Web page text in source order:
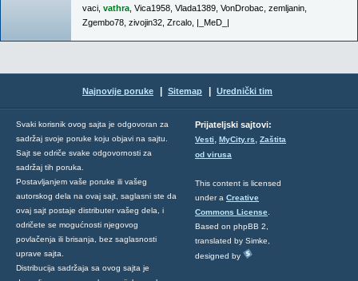
vaci vathra Vica1958 Vlada1389 VonDrobac zemljanin
Zgembo78 zivojin32 Zrcalo |_MeD_|
Najnovije poruke Sitemap Urednički tim
Svaki korisnik ovog sajta je odgovoran za
sadržaj svoje poruke koju objavi na sajtu.
Sajt se odriče svake odgovornosti za
sadržaj tih poruka.
Postavljanjem vaše poruke ili vašeg
autorskog dela na ovaj sajt, saglasni ste da
ovaj sajt postaje distributer vašeg dela, i
odričete se mogućnosti njegovog
povlačenja ili brisanja, bez saglasnosti
uprave sajta.
Distribucija sadržaja sa ovog sajta je
Prijateljski sajtovi:
Vesti, MyCity.rs, Zaštita
od virusa
This content is licensed
under a Creative
Commons License
Based on phpBB 2,
translated by Simke,
designed by